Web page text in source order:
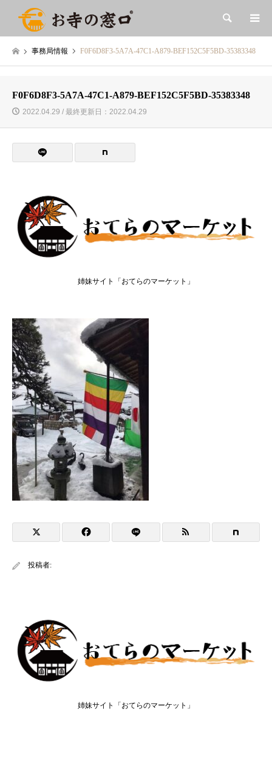
検索
事務局情報 F0F6D8F3-5A7A-47C1-A879-BEF152C5F5BD-35383348
F0F6D8F3-5A7A-47C1-A879-BEF152C5F5BD-35383348
2022.04.29 / 最終更新日：2022.04.29
姉妹サイト「おてらのマーケット」
投稿者:
姉妹サイト「おてらのマーケット」